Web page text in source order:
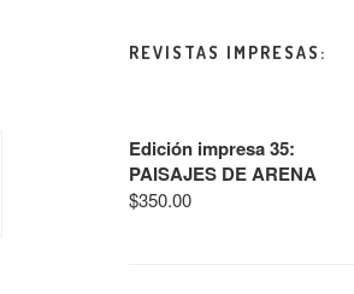
REVISTAS IMPRESAS:
Edición impresa 35:
PAISAJES DE ARENA
$350.00